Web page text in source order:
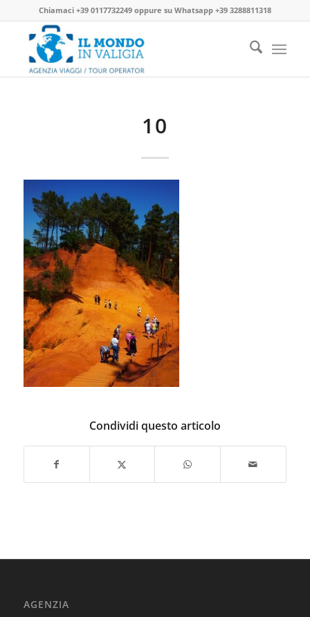
Chiamaci +39 0117732249oppure su Whatsapp +39 3288811318
10
Condividi questo articolo
AGENZIA